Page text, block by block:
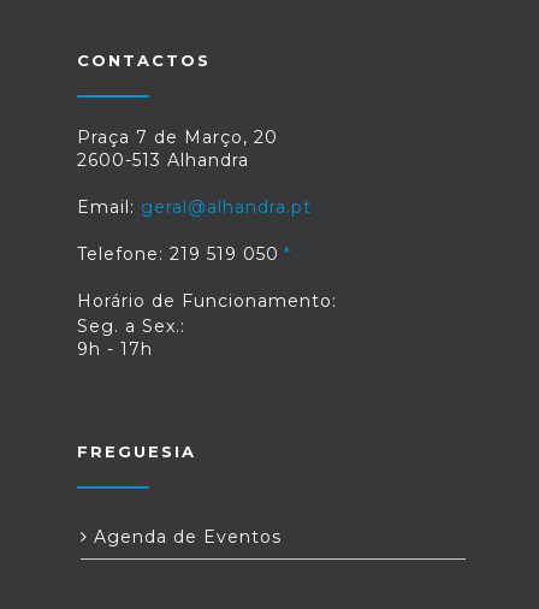
CONTACTOS
Praça 7 de Março, 20
2600-513 Alhandra
Email: geral@alhandra.pt
Telefone: 219 519 050
Horário de Funcionamento:
Seg. a Sex.:
9h - 17h
FREGUESIA
Agenda de Eventos